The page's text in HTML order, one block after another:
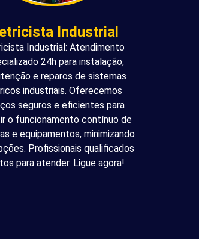
Industrial
Industrial: Atendimento
24h para instalação,
e reparos de sistemas
industriais. Oferecemos
seguros e eficientes para
o funcionamento contínuo de
e equipamentos, minimizando
Profissionais qualificados
para atender. Ligue agora!